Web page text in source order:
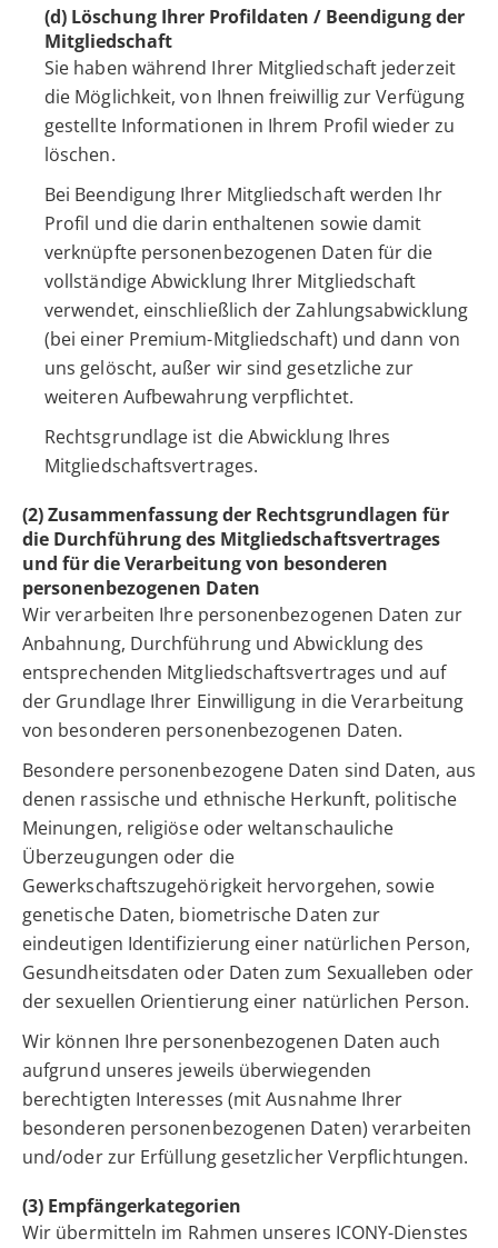
(d) Löschung Ihrer Profildaten / Beendigung der
Mitgliedschaft
Sie haben während Ihrer Mitgliedschaft jederzeit
die Möglichkeit, von Ihnen freiwillig zur Verfügung
gestellte Informationen in Ihrem Profil wieder zu
löschen.
Bei Beendigung Ihrer Mitgliedschaft werden Ihr
Profil und die darin enthaltenen sowie damit
verknüpfte personenbezogenen Daten für die
vollständige Abwicklung Ihrer Mitgliedschaft
verwendet, einschließlich der Zahlungsabwicklung
(bei einer Premium-Mitgliedschaft) und dann von
uns gelöscht, außer wir sind gesetzliche zur
weiteren Aufbewahrung verpflichtet.
Rechtsgrundlage ist die Abwicklung Ihres
Mitgliedschaftsvertrages.
(2) Zusammenfassung der Rechtsgrundlagen für
die Durchführung des Mitgliedschaftsvertrages
und für die Verarbeitung von besonderen
personenbezogenen Daten
Wir verarbeiten Ihre personenbezogenen Daten zur
Anbahnung, Durchführung und Abwicklung des
entsprechenden Mitgliedschaftsvertrages und auf
der Grundlage Ihrer Einwilligung in die Verarbeitung
von besonderen personenbezogenen Daten.
Besondere personenbezogene Daten sind Daten, aus
denen rassische und ethnische Herkunft, politische
Meinungen, religiöse oder weltanschauliche
Überzeugungen oder die
Gewerkschaftszugehörigkeit hervorgehen, sowie
genetische Daten, biometrische Daten zur
eindeutigen Identifizierung einer natürlichen Person,
Gesundheitsdaten oder Daten zum Sexualleben oder
der sexuellen Orientierung einer natürlichen Person.
Wir können Ihre personenbezogenen Daten auch
aufgrund unseres jeweils überwiegenden
berechtigten Interesses (mit Ausnahme Ihrer
besonderen personenbezogenen Daten) verarbeiten
und/oder zur Erfüllung gesetzlicher Verpflichtungen.
(3) Empfängerkategorien
Wir übermitteln im Rahmen unseres ICONY-Dienstes